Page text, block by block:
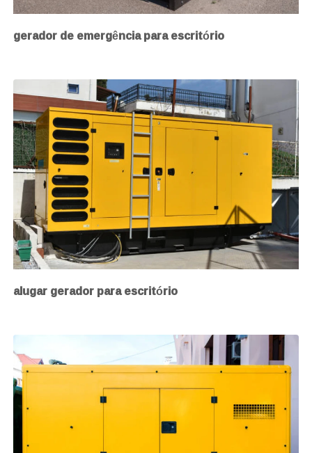
gerador de emergência para escritório
alugar gerador para escritório